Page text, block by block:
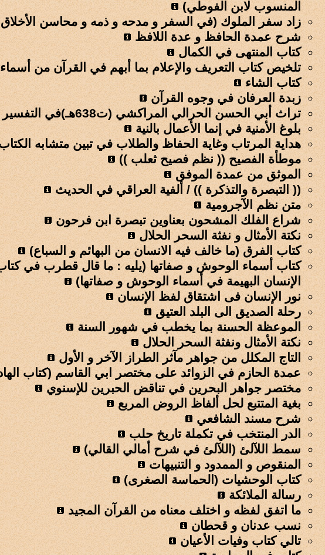
المنسوب لابن الفوطي)
زاد سفر الملوك (في السفر و مدحه و ذمه و محاسن الأخلاق
شرح عمدة الحافظ و عدة اللافظ
كتاب المنتهى في الكمال
تلخيص كتاب التعريف والإعلام بما أبهم في القرآن من أسماء
كتاب الشاء
زبدة العرفان في وجوه القرآن
تراث أبي الحسن الحرالي المراكشي (ت638هـ)في التفسير
بلوغ الأمنية في إنما الأعمال بالنية
هداية المرتاب وغاية الحفاظ والطلاب في تبين متشابه
موطأة الفصيح (( نظم فصيح ثعلب ))
الموثق من عمدة الموفق
(( التبصرة والتذكرة )) / ألفية العراقي في الحديث
متن نظم الآجرومية
شراع الفلك المشحون بعناوين تبصرة ابن فرحون
نكتة الأمثال و نفثة السحر الحلال
كتاب الفرق (ما خالف فيه الانسان من البهائم و السباع)
كتاب أسماء الوحوش و صفاتها (يليه : ما قال قطرب في
الإنسان البهيمة في أسماء الوحوش و صفاتها)
نور الإنسان فی اشتقاق لفظ الإنسان
رحلة الصديق الى البلد العتيق
الموعظة الحسنة بما يخطب في شهور السنة
نكتة الأمثال ونفثة السحر الحلال
التاج المكلل من جواهر مآثر الطراز الآخر و الأول
عمدة الحازم في الزوائد على مختصر ابي القاسم (كتاب
مختصر جواهر البحرين في تناقض الحبرين للإسنوي
بغية المتتبع لحل ألفاظ الروض المربع
شرح مسند الشافعي
الدر المنتخب في تكملة تاريخ حلب
سمط اللآلئ (اللآلئ في شرح أمالي القالي)
المنقوص و الممدود و التنبيهات
كتاب الوحشيات (الحماسة الصغرى)
رسالة الملائكة
ما اتفق لفظه و اختلف معناه من القرآن المجيد
نسب عدنان و قحطان
تالي كتاب وفيات الأعيان